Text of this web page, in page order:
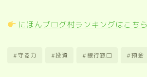
にほんブログ村ランキングはこちら
#守る力 #投資 #銀行窓口 #預金